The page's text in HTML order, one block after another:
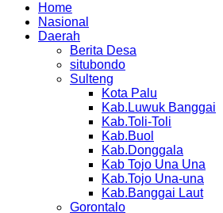
Home
Nasional
Daerah
Berita Desa
situbondo
Sulteng
Kota Palu
Kab.Luwuk Banggai
Kab.Toli-Toli
Kab.Buol
Kab.Donggala
Kab Tojo Una Una
Kab.Tojo Una-una
Kab.Banggai Laut
Gorontalo